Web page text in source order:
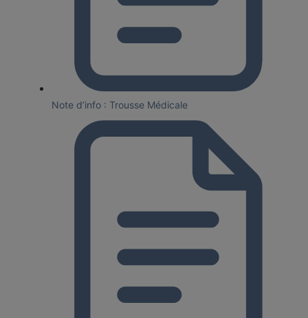
Note d’info : Trousse Médicale